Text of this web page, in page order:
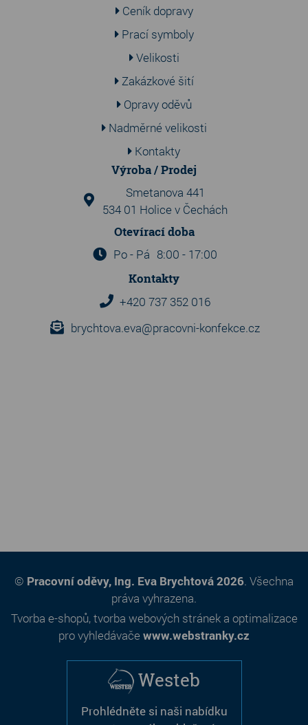
Ceník dopravy
Prací symboly
Velikosti
Zakázkové šití
Opravy oděvů
Nadměrné velikosti
Kontakty
Výroba / Prodej
Smetanova 441
534 01 Holice v Čechách
Otevírací doba
Po - Pá 8:00 - 17:00
Kontakty
+420 737 352 016
brychtova.eva@pracovni-konfekce.cz
© Pracovní oděvy, Ing. Eva Brychtová 2026. Všechna
práva vyhrazena.
Tvorba e-shopů,tvorba webových stráneka optimalizace
pro vyhledávače www.webstranky.cz
Westeb
Prohlédněte si naši nabídku